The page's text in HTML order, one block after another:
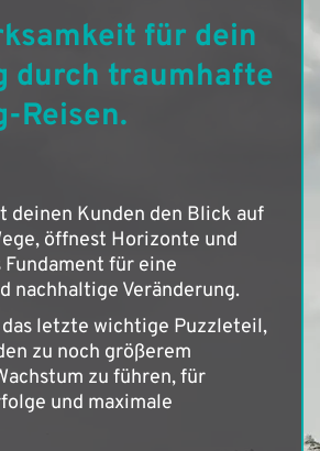
für dein
durch traumhafte
Reisen.
deinen Kunden den Blick auf
öffnest Horizonte und
Fundament für eine
nachhaltige Veränderung.
das letzte wichtige Puzzleteil,
zu noch größerem
zu führen, für
und maximale